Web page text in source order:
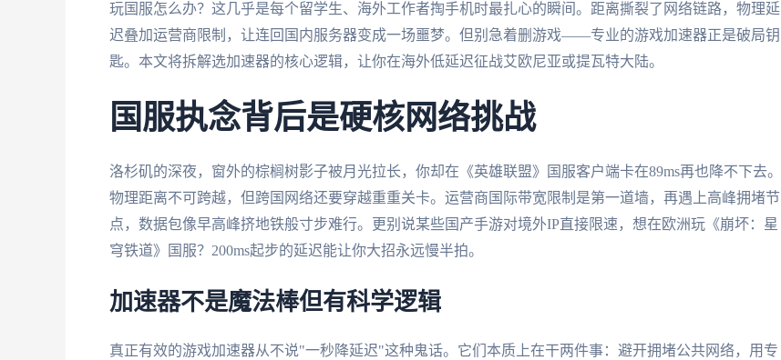
玩国服怎么办？这几乎是每个留学生、海外工作者掏手机时最扎心的瞬间。距离撕裂了网络链路，物理延
迟叠加运营商限制，让连回国内服务器变成一场噩梦。但别急着删游戏——专业的游戏加速器正是破局钥
匙。本文将拆解选加速器的核心逻辑，让你在海外低延迟征战艾欧尼亚或提瓦特大陆。
国服执念背后是硬核网络挑战
洛杉矶的深夜，窗外的棕榈树影子被月光拉长，你却在《英雄联盟》国服客户端卡在89ms再也降不下去。
物理距离不可跨越，但跨国网络还要穿越重重关卡。运营商国际带宽限制是第一道墙，再遇上高峰拥堵节
点，数据包像早高峰挤地铁般寸步难行。更别说某些国产手游对境外IP直接限速，想在欧洲玩《崩坏：星
穹铁道》国服？200ms起步的延迟能让你大招永远慢半拍。
加速器不是魔法棒但有科学逻辑
真正有效的游戏加速器从不说"一秒降延迟"这种鬼话。它们本质上在干两件事：避开拥堵公共网络，用专